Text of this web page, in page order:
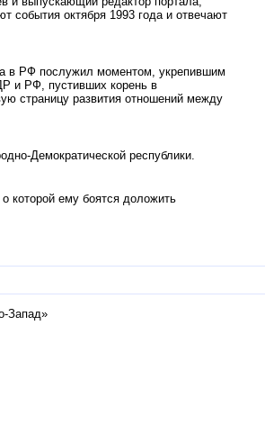
события октября 1993 года и отвечают
в РФ послужил моментом, укрепившим
и РФ, пустивших корень в
страницу развития отношений между
Демократической республики.
которой ему боятся доложить
Запад»